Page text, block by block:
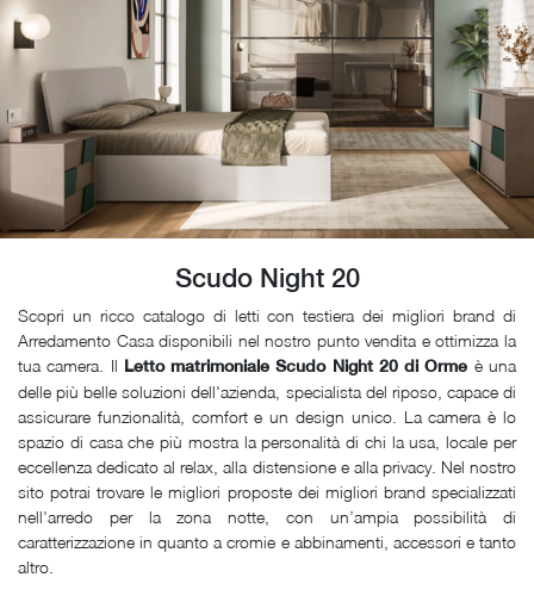
Scudo Night 20
Scopri un ricco catalogo di letti con testiera dei migliori brand di
Arredamento Casa disponibili nel nostro punto vendita e ottimizza la
tua camera. Il Letto matrimoniale Scudo Night 20 di Orme è una
delle più belle soluzioni dell'azienda, specialista del riposo, capace di
assicurare funzionalità, comfort e un design unico. La camera è lo
spazio di casa che più mostra la personalità di chi la usa, locale per
eccellenza dedicato al relax, alla distensione e alla privacy. Nel nostro
sito potrai trovare le migliori proposte dei migliori brand specializzati
nell'arredo per la zona notte, con un’ampia possibilità di
caratterizzazione in quanto a cromie e abbinamenti, accessori e tanto
altro.